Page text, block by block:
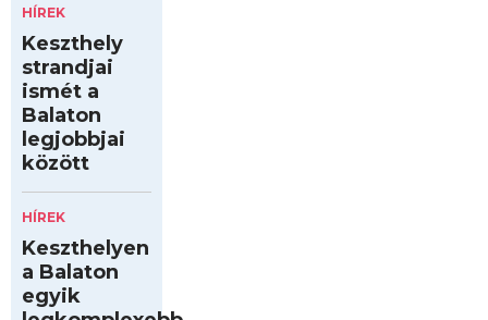
HÍREK
Keszthely
strandjai
ismét a
Balaton
legjobbjai
között
HÍREK
Keszthelyen
a Balaton
egyik